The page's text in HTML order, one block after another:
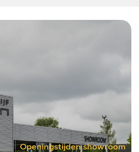
Openingstijden showroom